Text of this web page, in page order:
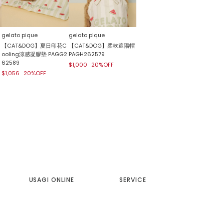
gelato pique
【CAT&DOG】夏日印花C
ooling涼感凝膠墊 PAGG2
62589
$1,056
20%OFF
gelato pique
【CAT&DOG】柔軟遮陽帽
PAGH262579
$1,000
20%OFF
USAGI ONLINE SERVICE